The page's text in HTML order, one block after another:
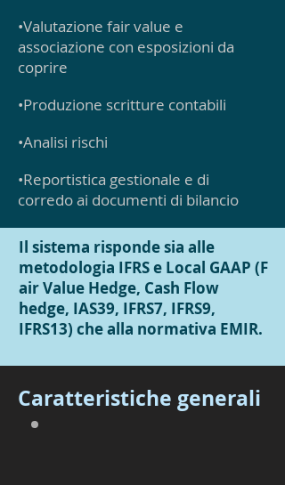
•Valutazione fair value e
associazione con esposizioni da
coprire
•Produzione scritture contabili
•Analisi rischi
•Reportistica gestionale e di
corredo ai documenti di bilancio
Il sistema risponde sia alle
metodologia IFRS e Local GAAP (F
air Value Hedge, Cash Flow
hedge, IAS39, IFRS7, IFRS9,
IFRS13) che alla normativa EMIR.
Caratteristiche generali